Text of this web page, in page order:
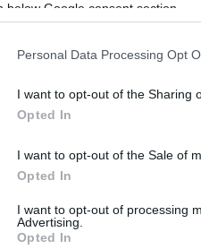
below Google consent section.
Personal Data Processing Opt
I want to opt-out of the Sharing
Opted In
I want to opt-out of the Sale of
Opted In
I want to opt-out of processing
Advertising.
Opted In
is
Ez a friss,
történhet.